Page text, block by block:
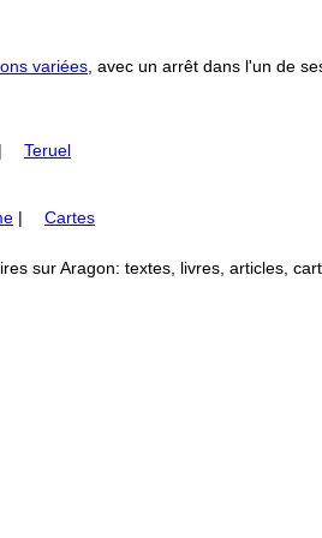
variées , avec un arrêt dans l'un de
Teruel
| Cartes
sur Aragon: textes, livres, articles,